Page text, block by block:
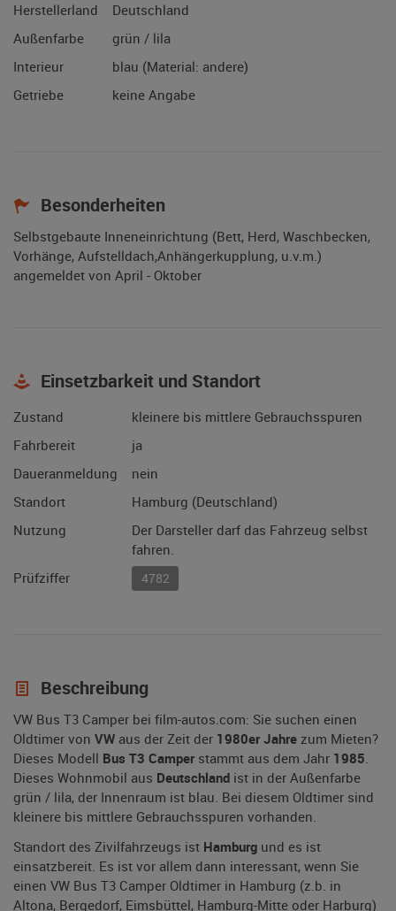
Herstellerland
Deutschland
Außenfarbe
grün / lila
Interieur
blau (Material: andere)
Getriebe
keine Angabe
Besonderheiten
Selbstgebaute Inneneinrichtung (Bett, Herd, Waschbecken,
Vorhänge, Aufstelldach,Anhängerkupplung, u.v.m.)
angemeldet von April - Oktober
Einsetzbarkeit und Standort
Zustand
kleinere bis mittlere Gebrauchsspuren
Fahrbereit
ja
Daueranmeldung
nein
Standort
Hamburg (Deutschland)
Nutzung
Der Darsteller darf das Fahrzeug selbst
fahren.
Prüfziffer
4782
Beschreibung
VW Bus T3 Camper bei film-autos.com: Sie suchen einen
Oldtimer von VW aus der Zeit der 1980er Jahre zum Mieten?
Dieses Modell Bus T3 Camper stammt aus dem Jahr 1985.
Dieses Wohnmobil aus Deutschland ist in der Außenfarbe
grün / lila, der Innenraum ist blau. Bei diesem Oldtimer sind
kleinere bis mittlere Gebrauchsspuren vorhanden.
Standort des Zivilfahrzeugs ist Hamburg und es ist
einsatzbereit. Es ist vor allem dann interessant, wenn Sie
einen VW Bus T3 Camper Oldtimer in Hamburg (z.b. in
Altona, Bergedorf, Eimsbüttel, Hamburg-Mitte oder Harburg)